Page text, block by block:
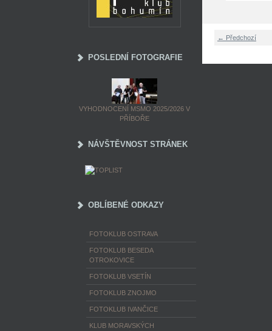
POSLEDNÍ FOTOGRAFIE
VYHODNOCENÍ MSMO 2025/2026 V
PŘÍBOŘE
NÁVŠTĚVNOST STRÁNEK
OBLÍBENÉ ODKAZY
FOTOKLUB OSTRAVA
FOTOKLUB BESEDA
OTROKOVICE
FOTOKLUB VSETÍN
FOTOKLUB ZNOJMO
FOTOKLUB IVANČICE
KLUB MORAVSKÝCH
← Předchozí